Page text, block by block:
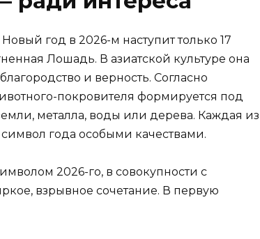
год в 2026-м наступит только 17
Лошадь. В азиатской культуре она
и верность. Согласно
покровителя формируется под
металла, воды или дерева. Каждая из
года особыми качествами.
2026-го, в совокупности с
взрывное сочетание. В первую